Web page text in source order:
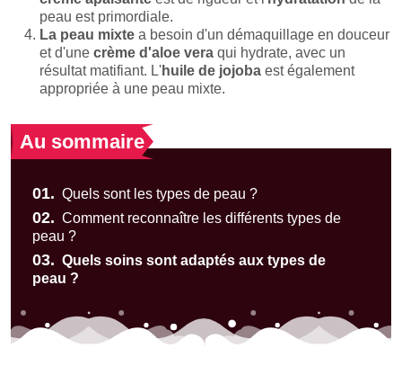
peau est primordiale.
La peau mixte a besoin d'un démaquillage en douceur
et d'une crème d'aloe vera qui hydrate, avec un
résultat matifiant. L'huile de jojoba est également
appropriée à une peau mixte.
Au sommaire
01. Quels sont les types de peau ?
02. Comment reconnaître les différents types de
peau ?
03. Quels soins sont adaptés aux types de
peau ?